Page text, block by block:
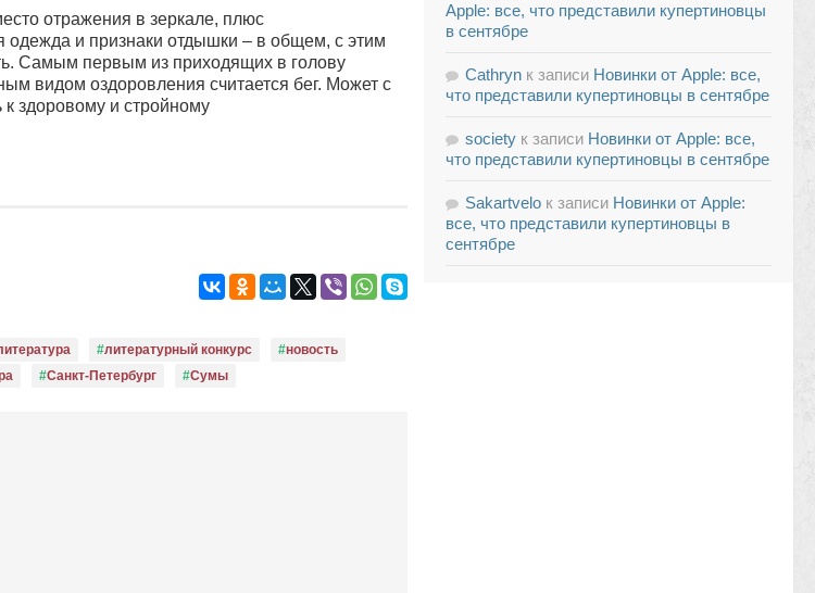
отражения в зеркале, плюс
одежда и признаки отдышки – в общем, с этим
Самым первым из приходящих в голову
видом оздоровления считается бег. Может с
к здоровому и стройному
литературный конкурс
новость
Санкт-Петербург Сумы
Apple: все, что представили купертиновцы
в сентябре
Cathryn к записи Новинки от Apple: все,
что представили купертиновцы в сентябре
society к записи Новинки от Apple: все,
что представили купертиновцы в сентябре
Sakartvelo к записи Новинки от Apple:
все, что представили купертиновцы в
сентябре